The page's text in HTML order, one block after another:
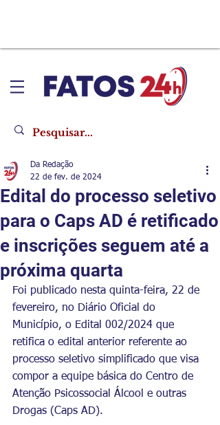
Edital do processo seletivo
para o Caps AD é retificado
e inscrições seguem até a
próxima quarta
Da Redação
22 de fev. de 2024
Foi publicado nesta quinta-feira, 22 de
fevereiro, no Diário Oficial do
Município, o Edital 002/2024 que
retifica o edital anterior referente ao
processo seletivo simplificado que visa
compor a equipe básica do Centro de
Atenção Psicossocial Álcool e outras
Drogas (Caps AD).